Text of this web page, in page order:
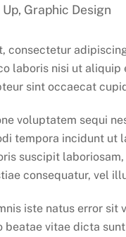
Graphic Design
consectetur
laboris nisi ut
sint occaecat
voluptatem sequi
tempora incidunt ut
suscipit
consequatur, vel
iste natus error
vitae dicta